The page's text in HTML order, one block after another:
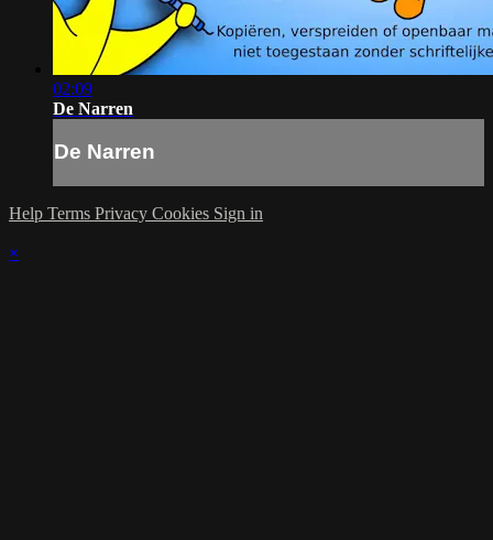
02:09
De Narren
De Narren
Help Terms Privacy Cookies Sign in
×